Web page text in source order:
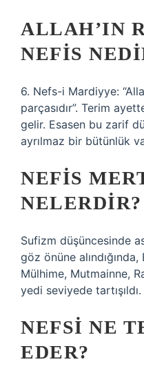
ALLAH’IN
NEFIS
6. Nefs-i Mardiyye:
parçasıdır”. Terim
gelir. Esasen bu zarif
ayrılmaz bir bütünlük
NEFIS
NELERDIR?
Sufizm düşüncesinde
göz önüne
Mülhime, Mutmainne,
yedi seviyede tartışıldı.
NEFSI NE
EDER?